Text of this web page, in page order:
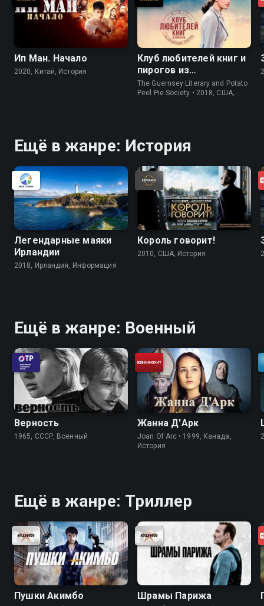
Ип Ман. Начало
2020, Китай, История
Клуб любителей книг и
пирогов из
картофельных
очистков
The Guernsey Literary and Potato
Peel Pie Society • 2018, США,
Ещё в жанре: История
Легендарные маяки
Ирландии
2018, Ирландия, Информация
Король говорит!
2010, США, История
Ещё в жанре: Военный
Верность
1965, СССР, Военный
Жанна Д'Арк
Joan Of Arc • 1999, Канада,
История
Ещё в жанре: Триллер
Пушки Акимбо Шрамы Парижа